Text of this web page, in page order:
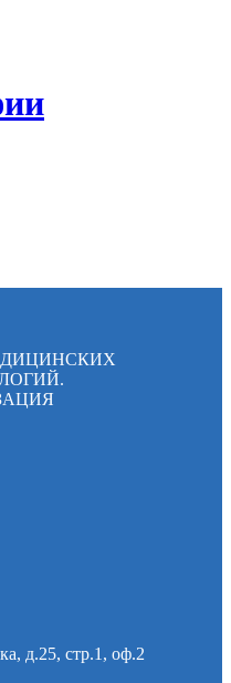
д.25, стр.1, оф.2